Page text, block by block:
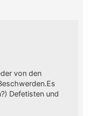
von den
Defetisten und